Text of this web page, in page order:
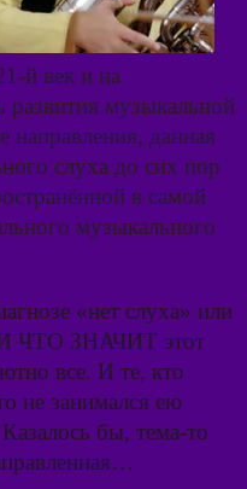
й век и на
развития музыкальной
направления, данная
слуха до сих пор
в самой
музыкального
«нет слуха» или
И ЧТО ЗНАЧИТ этот
все. И те, кто
не занимался ею
бы, тема-то